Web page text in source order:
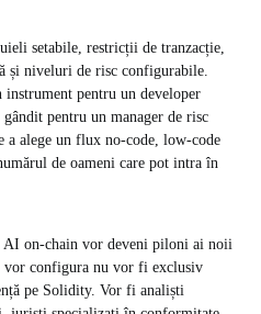
setabile, restricții de tranzacție,
și niveluri de risc configurabile.
instrument pentru un developer
pentru un manager de risc
a alege un flux no-code, low-code
de oameni care pot intra în
AI on-chain vor deveni piloni ai noii
configura nu vor fi exclusiv
pe Solidity. Vor fi analiști